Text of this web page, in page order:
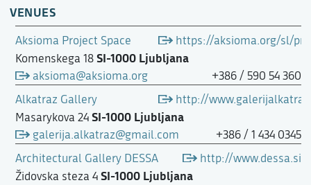
VENUES
https://aksioma.org/sl/
Aksioma Project Space
Komenskega 18 SI-1000 Ljubljana
+386 / 590 54 360
aksioma@aksioma.org
http://
Alkatraz Gallery
Masarykova 24 SI-1000 Ljubljana
+386 / 1 434 0345
galerija.alkatraz@gmail.com
http://www.dessa.si
Architectural Gallery DESSA
Židovska steza 4 SI-1000 Ljubljana